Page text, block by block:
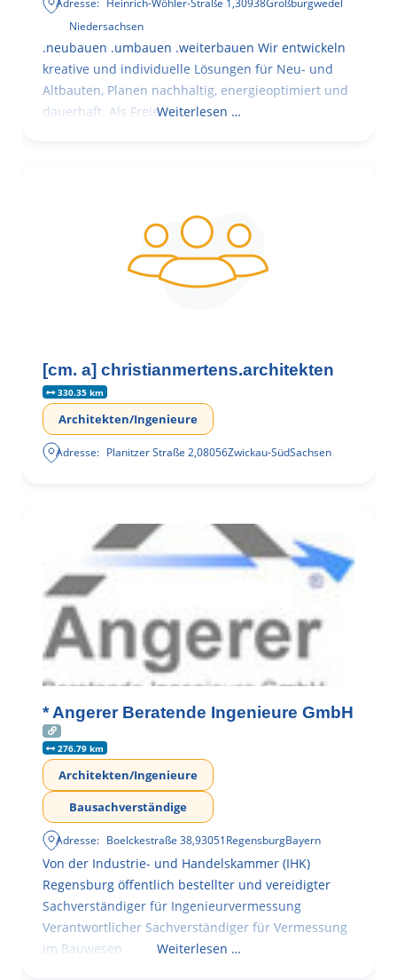
Niedersachsen
.neubauen .umbauen .weiterbauen Wir entwickeln
kreative und individuelle Lösungen für Neu- und
Altbauten, Planen nachhaltig, energieoptimiert und
dauerhaft. Als FreieWeiterlesen …
[cm. a] christianmertens.architekten
330.35 km
Architekten/Ingenieure
Adresse: Planitzer Straße 2,08056Zwickau-SüdSachsen
* Angerer Beratende Ingenieure GmbH
276.79 km
Architekten/Ingenieure
Bausachverständige
Adresse: Boelckestraße 38,93051RegensburgBayern
Von der Industrie- und Handelskammer (IHK)
Regensburg öffentlich bestellter und vereidigter
Sachverständiger für Ingenieurvermessung
Verantwortlicher Sachverständiger für Vermessung
im Bauwesen
Weiterlesen …